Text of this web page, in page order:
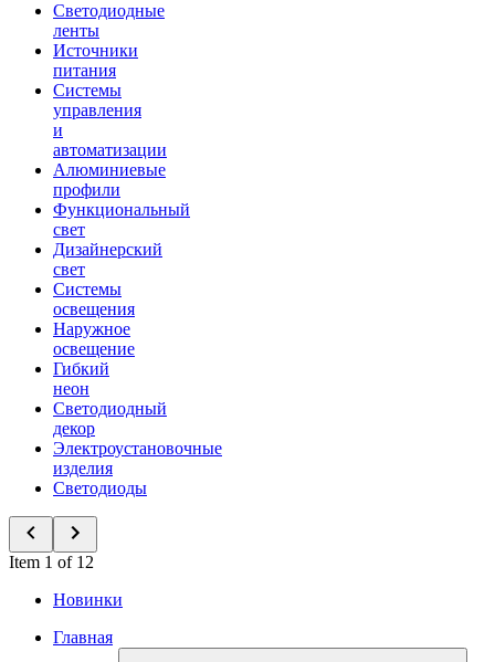
Светодиодные
ленты
Источники
питания
Системы
управления
и
автоматизации
Алюминиевые
профили
Функциональный
свет
Дизайнерский
свет
Системы
освещения
Наружное
освещение
Гибкий
неон
Светодиодный
декор
Электроустановочные
изделия
Светодиоды
Item 1 of 12
Новинки
Главная